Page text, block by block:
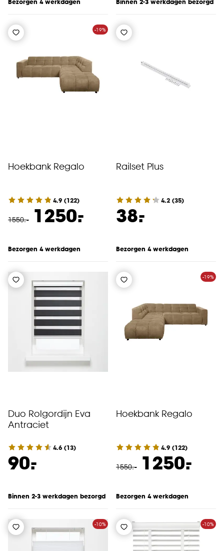
Bezorgen 4 werkdagen Binnen 2-3 werkdagen bezorgd
-19%
Hoekbank Regalo
4.9 (122)
1550.- 1250.
-
Bezorgen 4 werkdagen
Railset Plus
4.2 (35)
38.
-
Bezorgen 4 werkdagen
Duo Rolgordijn Eva
Antraciet
4.6 (13)
90.
-
Binnen 2-3 werkdagen bezorgd
-19%
Hoekbank Regalo
4.9 (122)
1550.- 1250.
-
Bezorgen 4 werkdagen
-10% -10%